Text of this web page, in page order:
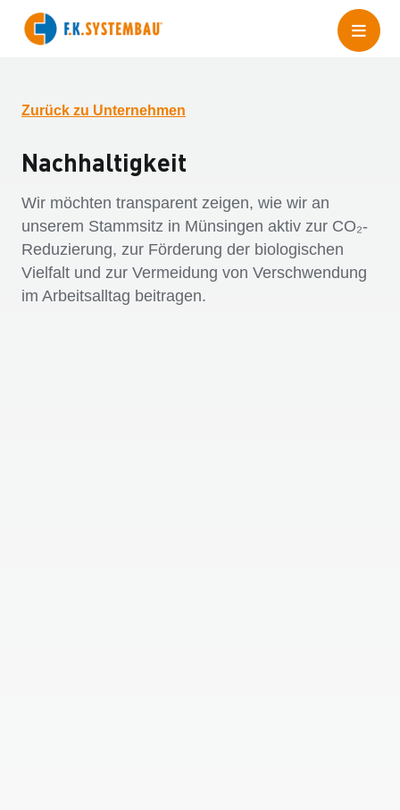
Zurück zu Unternehmen
Nachhaltigkeit
Wir möchten transparent zeigen, wie wir an
unserem Stammsitz in Münsingen aktiv zur CO₂-
Reduzierung, zur Förderung der biologischen
Vielfalt und zur Vermeidung von Verschwendung
im Arbeitsalltag beitragen.